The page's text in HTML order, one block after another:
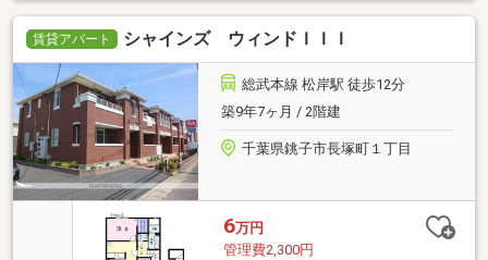
賃貸アパート シャインズ ウィンドＩＩＩ
総武本線 松岸駅 徒歩12分
築9年7ヶ月 / 2階建
千葉県銚子市長塚町１丁目
6万円
管理費2,300円